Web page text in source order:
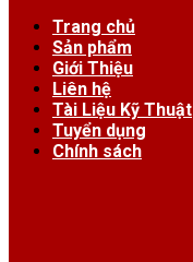
Trang chủ
Sản phẩm
Giới Thiệu
Liên hệ
Tài Liệu Kỹ Thuật
Tuyển dụng
Chính sách